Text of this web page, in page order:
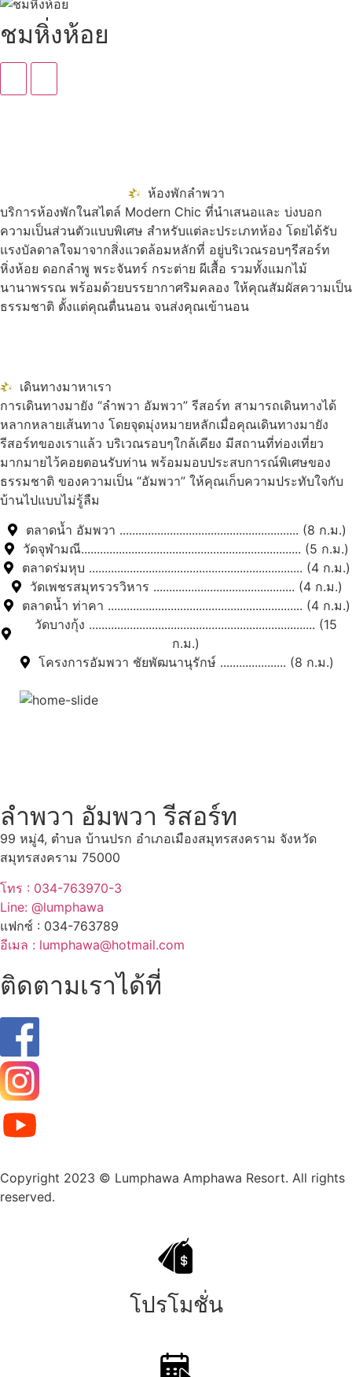
ชมหิ่งห้อย
ห้องพักลำพวา
บริการห้องพักในสไตล์ Modern Chic ที่นำเสนอและ บ่งบอก
ความเป็นส่วนตัวแบบพิเศษ สำหรับแต่ละประเภทห้อง โดยได้รับ
แรงบัลดาลใจมาจากสิ่งแวดล้อมหลักที่ อยู่บริเวณรอบๆรีสอร์ท
หิ่งห้อย ดอกลำพู พระจันทร์ กระต่าย ผีเสื้อ รวมทั้งแมกไม้
นานาพรรณ พร้อมด้วยบรรยากาศริมคลอง ให้คุณสัมผัสความเป็น
ธรรมชาติ ตั้งแต่คุณตื่นนอน จนส่งคุณเข้านอน
เดินทางมาหาเรา
การเดินทางมายัง “ลำพวา อัมพวา” รีสอร์ท สามารถเดินทางได้
หลากหลายเส้นทาง โดยจุดมุ่งหมายหลักเมื่อคุณเดินทางมายัง
รีสอร์ทของเราแล้ว บริเวณรอบๆใกล้เคียง มีสถานที่ท่องเที่ยว
มากมายไว้คอยตอนรับท่าน พร้อมมอบประสบการณ์พิเศษของ
ธรรมชาติ ของความเป็น “อัมพวา” ให้คุณเก็บความประทับใจกับ
บ้านไปแบบไม่รู้ลืม
ตลาดน้ำ อัมพวา ......................................................... (8 ก.ม.)
วัดจุฬามณี...................................................................... (5 ก.ม.)
ตลาดร่มหุบ .................................................................... (4 ก.ม.)
วัดเพชรสมุทรวรวิหาร ............................................. (4 ก.ม.)
ตลาดน้ำ ท่าคา .............................................................. (4 ก.ม.)
วัดบางกุ้ง ........................................................................ (15
ก.ม.)
โครงการอัมพวา ชัยพัฒนานุรักษ์ ..................... (8 ก.ม.)
ลำพวา อัมพวา รีสอร์ท
99 หมู่4, ตำบล บ้านปรก อำเภอเมืองสมุทรสงคราม จังหวัด
สมุทรสงคราม 75000
โทร : 034-763970-3
Line: @lumphawa
แฟกซ์ : 034-763789
อีเมล : lumphawa@hotmail.com
ติดตามเราได้ที่
Copyright 2023 © Lumphawa Amphawa Resort. All rights
reserved.
โปรโมชั่น